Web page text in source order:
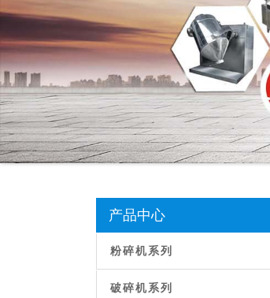
产品中心
粉碎机系列
破碎机系列